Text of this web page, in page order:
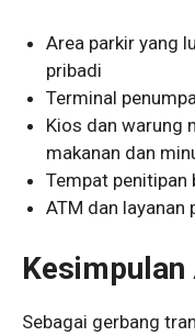
Area parkir yang
pribadi
Terminal
Kios dan warung
makanan dan
Tempat penitipan
ATM dan layanan
Sebagai gerbang